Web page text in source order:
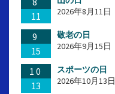
11
2026年8月11日
9
15
敬老の日
2026年9月15日
10
13
スポーツの日
2026年10月13日